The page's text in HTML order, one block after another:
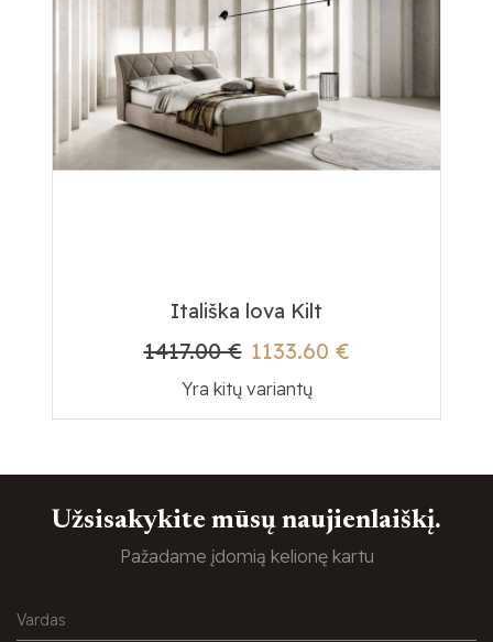
Itališka lova Kilt
1133.60 €
1417.00 €
Yra kitų variantų
Užsisakykite mūsų naujienlaiškį.
Pažadame įdomią kelionę kartu